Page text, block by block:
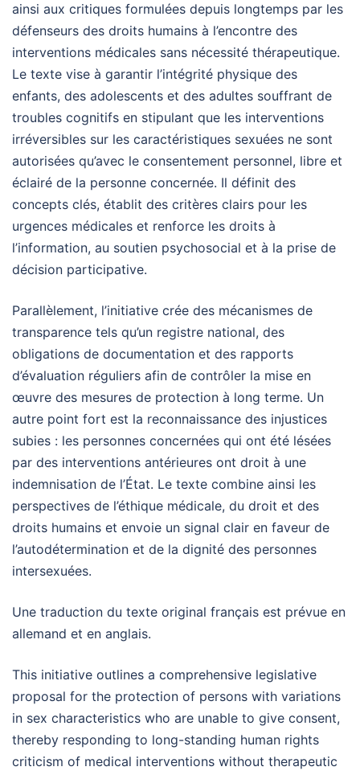
ainsi aux critiques formulées depuis longtemps par les
défenseurs des droits humains à l’encontre des
interventions médicales sans nécessité thérapeutique.
Le texte vise à garantir l’intégrité physique des
enfants, des adolescents et des adultes souffrant de
troubles cognitifs en stipulant que les interventions
irréversibles sur les caractéristiques sexuées ne sont
autorisées qu’avec le consentement personnel, libre et
éclairé de la personne concernée. Il définit des
concepts clés, établit des critères clairs pour les
urgences médicales et renforce les droits à
l’information, au soutien psychosocial et à la prise de
décision participative.
Parallèlement, l’initiative crée des mécanismes de
transparence tels qu’un registre national, des
obligations de documentation et des rapports
d’évaluation réguliers afin de contrôler la mise en
œuvre des mesures de protection à long terme. Un
autre point fort est la reconnaissance des injustices
subies : les personnes concernées qui ont été lésées
par des interventions antérieures ont droit à une
indemnisation de l’État. Le texte combine ainsi les
perspectives de l’éthique médicale, du droit et des
droits humains et envoie un signal clair en faveur de
l’autodétermination et de la dignité des personnes
intersexuées.
Une traduction du texte original français est prévue en
allemand et en anglais.
This initiative outlines a comprehensive legislative
proposal for the protection of persons with variations
in sex characteristics who are unable to give consent,
thereby responding to long-standing human rights
criticism of medical interventions without therapeutic